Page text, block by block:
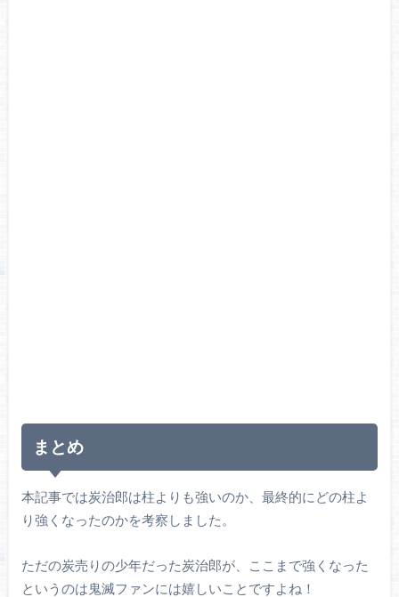
まとめ
本記事では炭治郎は柱よりも強いのか、最終的にどの柱よ
り強くなったのかを考察しました。
ただの炭売りの少年だった炭治郎が、ここまで強くなった
というのは鬼滅ファンには嬉しいことですよね！